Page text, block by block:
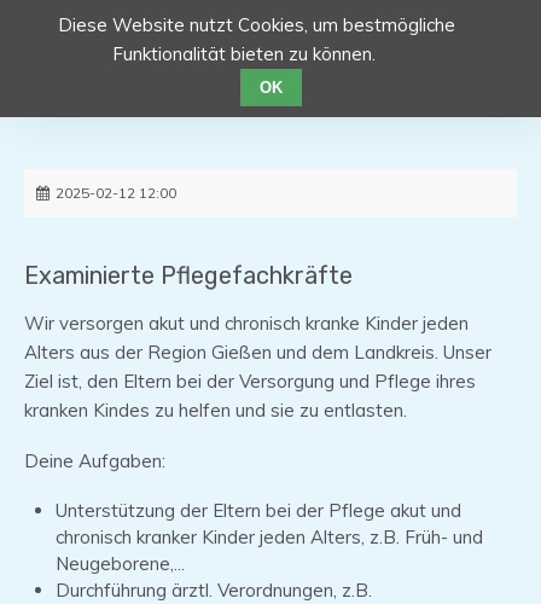
2025-02-12 12:00
Examinierte Pflegefachkräfte
Wir versorgen akut und chronisch kranke Kinder jeden
Alters aus der Region Gießen und dem Landkreis. Unser
Ziel ist, den Eltern bei der Versorgung und Pflege ihres
kranken Kindes zu helfen und sie zu entlasten.
Deine Aufgaben:
Unterstützung der Eltern bei der Pflege akut und
chronisch kranker Kinder jeden Alters, z.B. Früh- und
Neugeborene,...
Durchführung ärztl. Verordnungen, z.B.
Diese Website nutzt Cookies, um bestmögliche
Funktionalität bieten zu können.
OK